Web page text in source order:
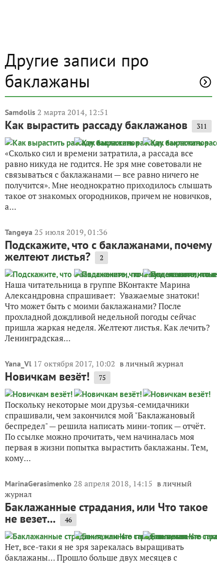
Другие записи про
баклажаны
Samdolis 2 марта 2014, 12:51
Как вырастить рассаду баклажанов 311
«Сколько сил и времени затратила, а рассада все
равно никуда не годится. Не зря мне советовали не
связываться с баклажанами — все равно ничего не
получится». Мне неоднократно приходилось слышать
такое от знакомых огородников, причем не новичков,
а...
Tangeya 25 июля 2019, 01:36
Подскажите, что с баклажанами, почему
желтеют листья? 2
Наша читательница в группе ВКонтакте Марина
Александровна спрашивает: Уважаемые знатоки!
Что может быть с моими баклажанами? После
прохладной дождливой недельной погоды сейчас
пришла жаркая неделя. Желтеют листья. Как лечить?
Ленинградская...
Yana_Vl 17 октября 2017, 10:02 в личный журнал
Новичкам везёт! 75
Поскольку некоторые мои друзья-семидачники
спрашивали, чем закончился мой "Баклажановый
беспредел" — решила написать мини-топик — отчёт.
По ссылке можно прочитать, чем начиналась моя
первая в жизни попытка вырастить баклажаны. Тем,
кому...
MarinaGerasimenko 28 апреля 2018, 14:15 в личный
журнал
Баклажанные страдания, или Что такое
не везет... 46
Нет, все-таки я не зря зарекалась выращивать
баклажаны… Прошло больше двух месяцев с